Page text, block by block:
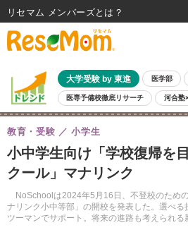
大学受験 by 東進 医学部
医専予備校徹底リサーチ 河合塾
親子で考える大学選び 高校受験 中学受験
共通テスト 夏休み
8月開催イベント・WS 全国公立高校 過去問
自由研究教材（小学生向け） 自由研究教材（中
小中学生向け「学校復帰を
クール」マナリンク
NoSchoolは2024年5月16日、不登校のため
ナリンク小中等部」の開校を発表した。選べ
ツーマンでサポート。将来の進路も考えられる
教育・受験 小学生
リセマム メンバーズ